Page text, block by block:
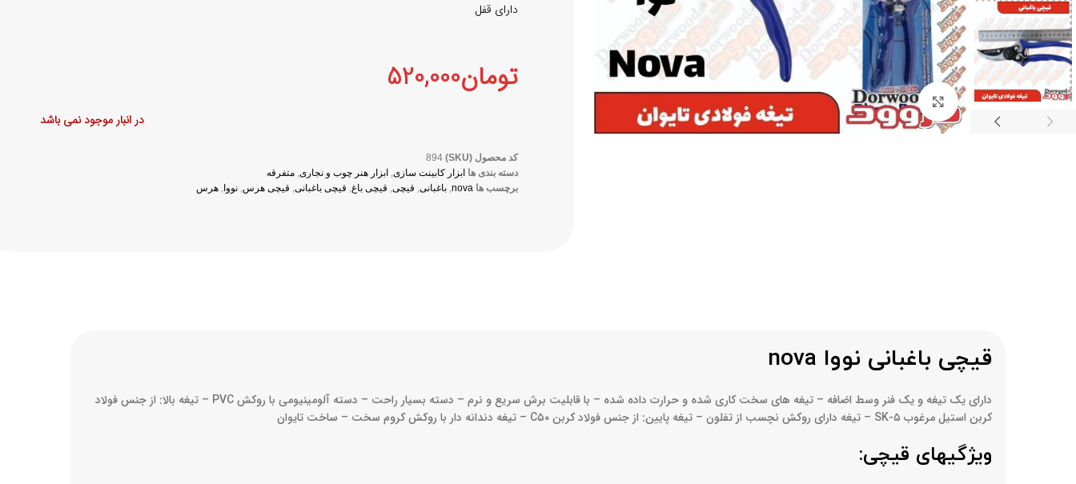
برای بزرگنمایی کلیک کنید
دارای قفل
تومان520,000
در انبار موجود نمی باشد
کد محصول (SKU)
894
دسته بندی ها ابزار کابینت سازی, ابزار هنر چوب و نجاری,متفرقه
برچسب ها nova
,باغبانی, قیچی, قیچی باغ, قیچی باغبانی, قیچی هرس,نووا,هرس
قیچی باغبانی نووا nova
دارای یک تیغه و یک فنر وسط اضافه – تیغه های سخت کاری شده و حرارت داده شده – با قابلیت برش سریع و نرم – دسته بسیار راحت – دسته آلومینیومی با روکش PVC – تیغه بالا: از جنس فولاد
کربن استیل مرغوب SK-۵ – تیغه دارای روکش نچسب از تفلون – تیغه پایین: از جنس فولاد کربن C۵۰ – تیغه دندانه دار با روکش کروم سخت – ساخت تایوان
ویژگیهای قیچی: